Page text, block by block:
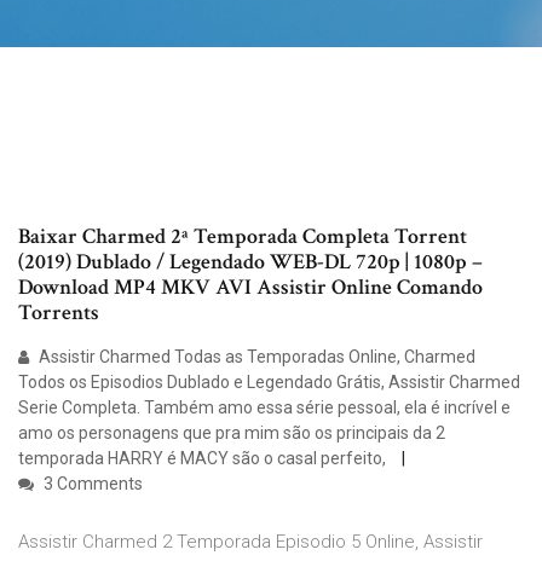
Baixar Charmed 2ª Temporada Completa Torrent
(2019) Dublado / Legendado WEB-DL 720p | 1080p –
Download MP4 MKV AVI Assistir Online Comando
Torrents
Assistir Charmed Todas as Temporadas Online, Charmed
Todos os Episodios Dublado e Legendado Grátis, Assistir Charmed
Serie Completa. Também amo essa série pessoal, ela é incrível e
amo os personagens que pra mim são os principais da 2
temporada HARRY é MACY são o casal perfeito,
3 Comments
Assistir Charmed 2 Temporada Episodio 5 Online, Assistir